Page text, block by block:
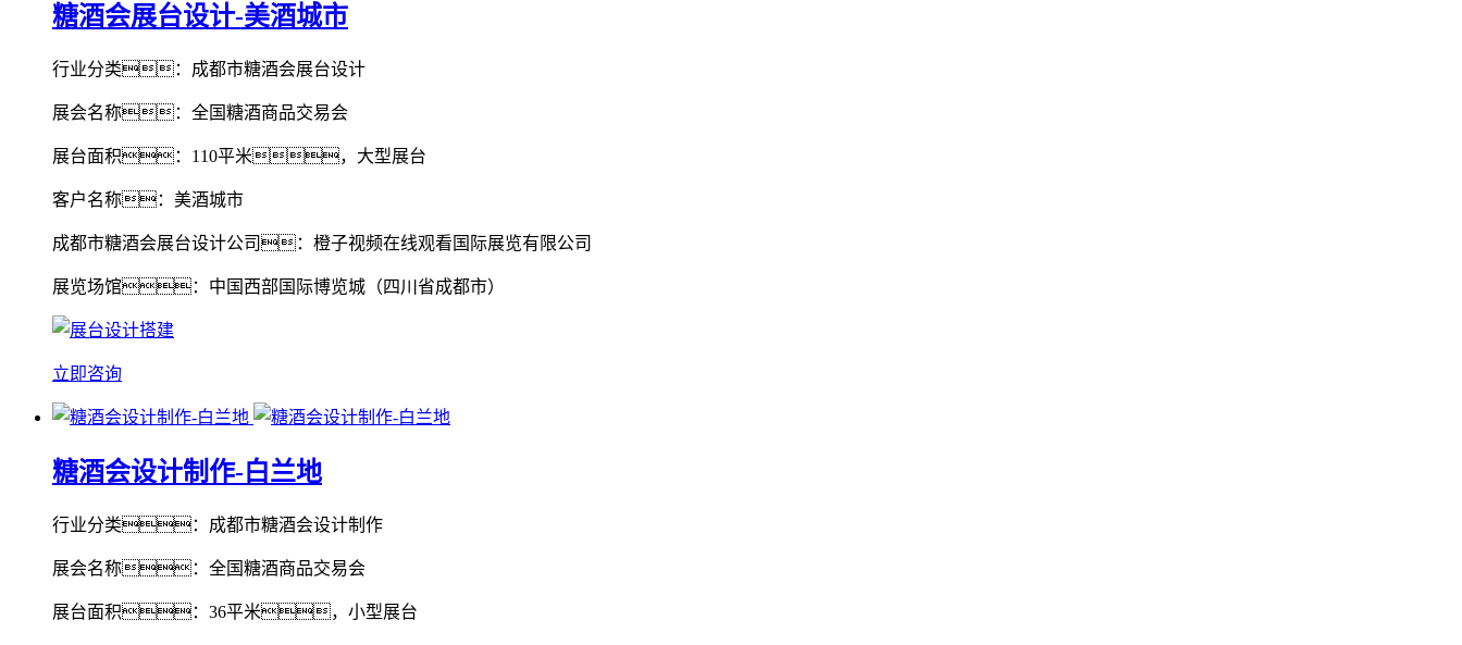
糖酒会展台设计-美酒城市
行业分类：成都市糖酒会展台设计
展会名称：全国糖酒商品交易会
展台面积：110平米，大型展台
客户名称：美酒城市
成都市糖酒会展台设计公司：橙子视频在线观看国际展览有限公司
展览场馆：中国西部国际博览城（四川省成都市）
立即咨询
糖酒会设计制作-白兰地
行业分类：成都市糖酒会设计制作
展会名称：全国糖酒商品交易会
展台面积：36平米，小型展台